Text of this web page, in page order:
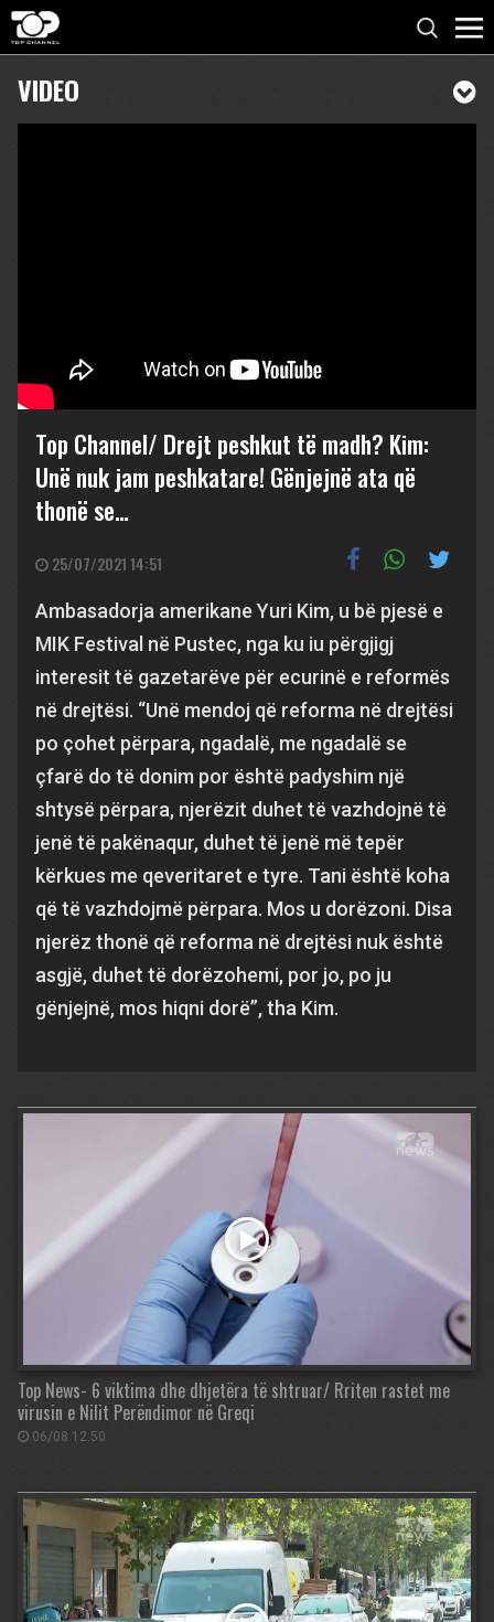
VIDEO
Top Channel/ Drejt peshkut të madh? Kim:
Unë nuk jam peshkatare! Gënjejnë ata që
thonë se…
25/07/2021 14:51
Ambasadorja amerikane Yuri Kim, u bë pjesë e
MIK Festival në Pustec, nga ku iu përgjigj
interesit të gazetarëve për ecurinë e reformës
në drejtësi. “Unë mendoj që reforma në drejtësi
po çohet përpara, ngadalë, me ngadalë se
çfarë do të donim por është padyshim një
shtysë përpara, njerëzit duhet të vazhdojnë të
jenë të pakënaqur, duhet të jenë më tepër
kërkues me qeveritaret e tyre. Tani është koha
që të vazhdojmë përpara. Mos u dorëzoni. Disa
njerëz thonë që reforma në drejtësi nuk është
asgjë, duhet të dorëzohemi, por jo, po ju
gënjejnë, mos hiqni dorë”, tha Kim.
Top News- 6 viktima dhe dhjetëra të shtruar/ Rriten rastet me
virusin e Nilit Perëndimor në Greqi
06/08 12:50